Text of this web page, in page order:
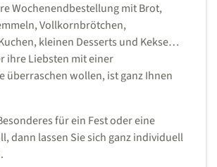
Wochenendbestellung mit Brot,
Vollkornbrötchen,
kleinen Desserts und Kekse…
ihre Liebsten mit einer
überraschen wollen, ist ganz Ihnen
für ein Fest oder eine
dann lassen Sie sich ganz individuell